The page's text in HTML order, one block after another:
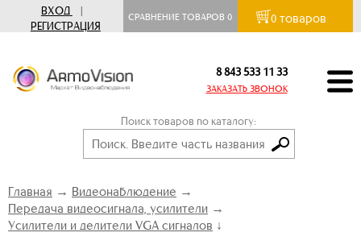
ВХОД
|
РЕГИСТРАЦИЯ
СРАВНЕНИЕ ТОВАРОВ0 0 товаров
8 843 533 11 33
ЗАКАЗАТЬ ЗВОНОК
Поиск товаров по каталогу:
Главная → Видеонаблюдение →
Передача видеосигнала, усилители →
Усилители и делители VGA сигналов ↓